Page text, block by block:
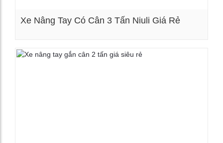
Xe Nâng Tay Có Cân 3 Tấn Niuli Giá Rẻ